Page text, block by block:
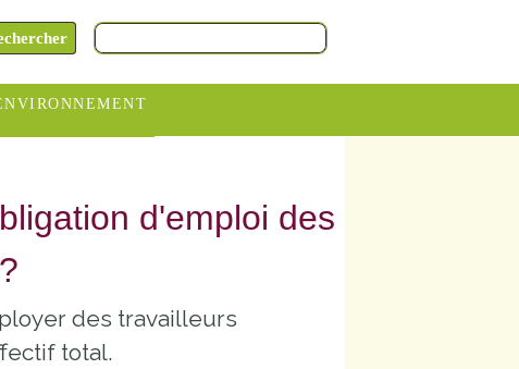
Redevance
incitative
SITCOM
d'emploi des
des travailleurs
total.